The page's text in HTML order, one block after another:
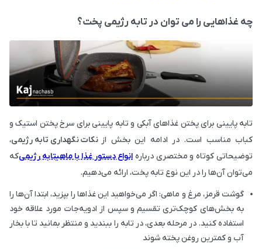
چه غذاهایی را می توان در تابه رژیمی پخت؟
تابه پایینی برای پختن غذاهای آبکی و تابه پایینی برای سرخ پختن استیک و
کباب مناسب است. در ادامه این بخش از نکات نگهداری تابه رژیمی،
توضیحاتی کوتاه و مختصری درباره انواع دستور غذا با ماهیتابه رژیمیکه
می‌توان آن‌ها را در این نوع تابه پخت، ارائه می‌دهیم.
گوشت قرمز، مرغ و ماهی: اگر می‌خواهید این غذاها را بپزید، ابتدا آن‌ها را
به بخش‌های کوچک‌تری تقسیم‌ و سپس از ادویه‌جات مورد علاقه خود
استفاده کنید. در مرحله بعدی، در تابه را ببندید و منتظر بمانید تا با بخار
آب و کمترین روغن پخته شوند